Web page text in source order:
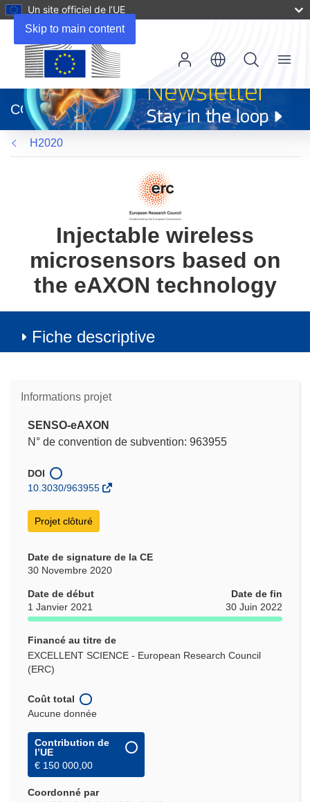
Skip to main content
Un site officiel de l’UE
dans
une
nouvelle
fenêtre)
CORDIS
Menu
H2020
Injectable wireless
microsensors based on
the eAXON technology
Fiche descriptive
Informations projet
SENSO-eAXON
N° de convention de subvention: 963955
DOI
10.3030/963955
Projet clôturé
Date de signature de la CE
30 Novembre 2020
Date de début
1 Janvier 2021
Date de fin
30 Juin 2022
Financé au titre de
EXCELLENT SCIENCE - European Research Council
(ERC)
Coût total
Aucune donnée
Contribution de
l’UE
€ 150 000,00
Coordonné par